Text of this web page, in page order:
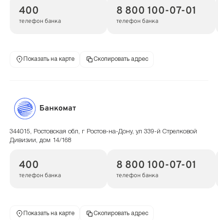
400
телефон банка
8 800 100-07-01
телефон банка
Показать на карте Скопировать адрес
Банкомат
344015, Ростовская обл, г Ростов-на-Дону, ул 339-й Стрелковой
Дивизии, дом 14/168
400
телефон банка
8 800 100-07-01
телефон банка
Показать на карте Скопировать адрес